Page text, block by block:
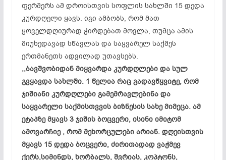
ფერმერს ამ დროისთვის სოფლის სახლში 15 დედა
კურდღელი ყავს. იგი ამბობს, რომ მათ
ყოველდღიურად ჭირდებათ მოვლა, თუმცა ამის
მიუხედავად სწავლას და საყვარელ საქმეს
ერთმანეთს ადვილად უთავსებს.
,,ბავშვობიდან მიყვარდა კურდღლები და სულ
გვყავდა სახლში. 1 წელია რაც გადავწყვიტე, რომ
ჯიშიანი კურდღლები გამემრავლებინა და
საყვარელი საქმისთვვის ბიზნესის სახე მიმეცა. ამ
ეტაპზე მყავს 3 ჯიშის ბოცვერი, ისინი იმიტომ
ამოვარჩიე , რომ მეხორცულები არიან. დღეისთვის
მყავს 15 დედა ბოცვერი, ძირითადად ვაჭმევ
ქერს,სიმინდს, ხორბალს, შვრიას, კოპტონს,